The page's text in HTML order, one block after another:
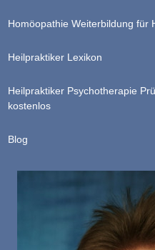
Homöopathie Weiterbildung für
Heilpraktiker Lexikon
Heilpraktiker Psychotherapie
kostenlos
Blog